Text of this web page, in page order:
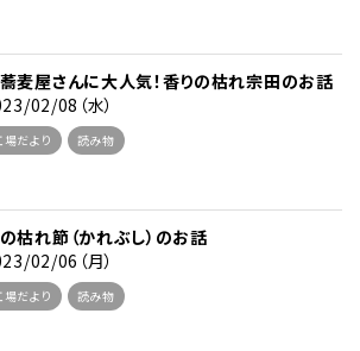
麦屋さんに大人気！香りの枯れ宗田のお話
02/08（水）
場だより 読み物
枯れ節（かれぶし）のお話
02/06（月）
場だより 読み物